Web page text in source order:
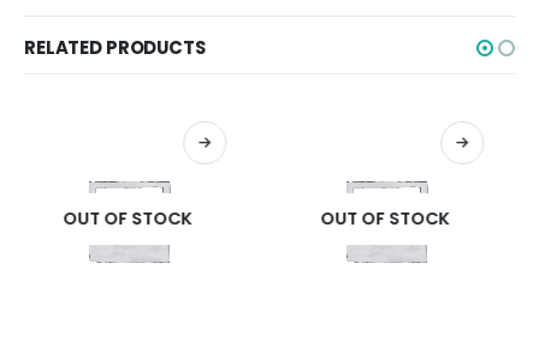
RELATED PRODUCTS
OUT OF STOCK OUT OF STOCK